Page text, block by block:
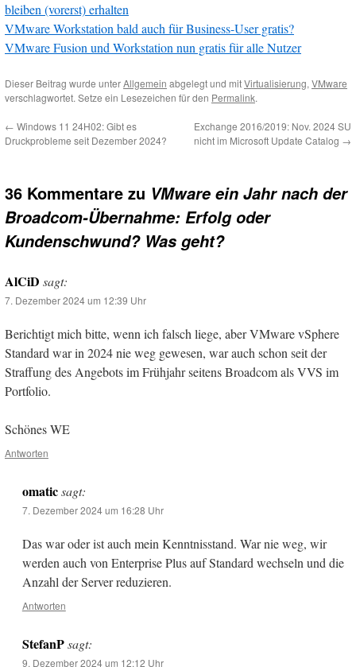
bleiben (vorerst) erhalten
VMware Workstation bald auch für Business-User gratis?
VMware Fusion und Workstation nun gratis für alle Nutzer
Dieser Beitrag wurde unterAllgemein abgelegt und mitVirtualisierung, VMware
verschlagwortet. Setze ein Lesezeichen für den Permalink.
← Windows 11 24H02: Gibt es
Druckprobleme seit Dezember 2024?
Exchange 2016/2019: Nov. 2024 SU
nicht im Microsoft Update Catalog →
36 Kommentare zu VMware ein Jahr nach der
Broadcom-Übernahme: Erfolg oder
Kundenschwund? Was geht?
AlCiD sagt:
7. Dezember 2024 um 12:39 Uhr
Berichtigt mich bitte, wenn ich falsch liege, aber VMware vSphere
Standard war in 2024 nie weg gewesen, war auch schon seit der
Straffung des Angebots im Frühjahr seitens Broadcom als VVS im
Portfolio.
Schönes WE
Antworten
omatic sagt:
7. Dezember 2024 um 16:28 Uhr
Das war oder ist auch mein Kenntnisstand. War nie weg, wir
werden auch von Enterprise Plus auf Standard wechseln und die
Anzahl der Server reduzieren.
Antworten
StefanP sagt:
9. Dezember 2024 um 12:12 Uhr